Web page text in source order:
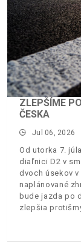
ZLEPŠÍME
ČESKA
Jul 06, 2026
Od utorka 7.
diaľnici D2 v
dvoch úsekov
naplánované
bude jazda po
zlepšia